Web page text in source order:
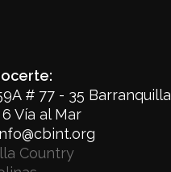
# 77 - 35 Barranquilla
Vía al Mar
Country